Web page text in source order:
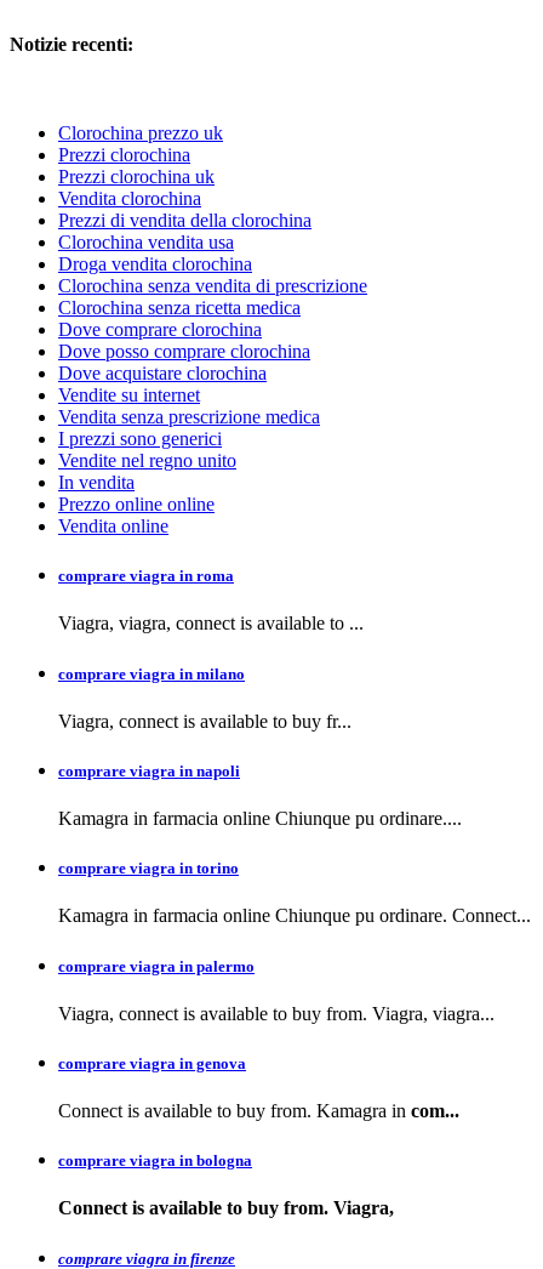
Notizie recenti:
Clorochina prezzo uk
Prezzi clorochina
Prezzi clorochina uk
Vendita clorochina
Prezzi di vendita della clorochina
Clorochina vendita usa
Droga vendita clorochina
Clorochina senza vendita di prescrizione
Clorochina senza ricetta medica
Dove comprare clorochina
Dove posso comprare clorochina
Dove acquistare clorochina
Vendite su internet
Vendita senza prescrizione medica
I prezzi sono generici
Vendite nel regno unito
In vendita
Prezzo online online
Vendita online
comprare viagra in roma
Viagra, viagra, connect is available to ...
comprare viagra in milano
Viagra, connect is available to buy fr...
comprare viagra in napoli
Kamagra in farmacia online Chiunque pu ordinare....
comprare viagra in torino
Kamagra in farmacia online Chiunque pu ordinare. Connect...
comprare viagra in palermo
Viagra, connect is available to buy from. Viagra, viagra...
comprare viagra in genova
Connect is available to buy from. Kamagra in com...
comprare viagra in bologna
Connect is available to buy from. Viagra,
comprare viagra in firenze